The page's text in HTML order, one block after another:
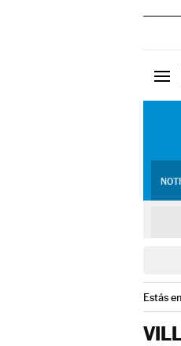
Estás